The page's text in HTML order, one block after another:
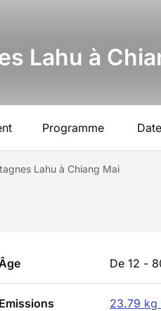
Lahu à
Programme
Lahu à Chiang Mai
De 12 -
Emissions 23.79 kg